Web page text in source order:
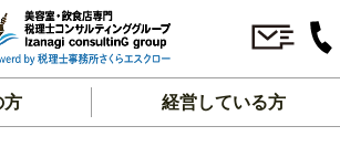
方 経営している方